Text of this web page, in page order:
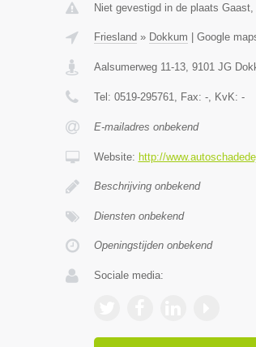
Niet gevestigd in de plaats
Friesland » Dokkum Google
Aalsumerweg 11-13, 9101 JG
Tel: 0519-295761, Fax: -, KvK: -
E-mailadres onbekend
Website: http://
Beschrijving onbekend
Diensten onbekend
Openingstijden onbekend
Sociale media: